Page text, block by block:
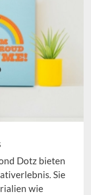
Dotz bieten
Sie
wie